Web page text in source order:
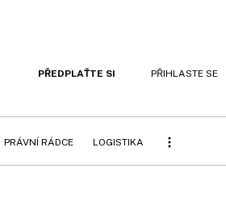
PŘEDPLAŤTE SI PŘIHLASTE SE
PRÁVNÍ RÁDCE LOGISTIKA